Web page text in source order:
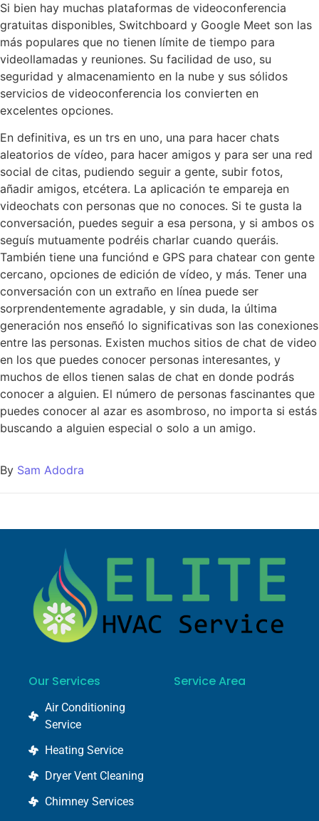
Si bien hay muchas plataformas de videoconferencia
gratuitas disponibles, Switchboard y Google Meet son las
más populares que no tienen límite de tiempo para
videollamadas y reuniones. Su facilidad de uso, su
seguridad y almacenamiento en la nube y sus sólidos
servicios de videoconferencia los convierten en
excelentes opciones.
En definitiva, es un trs en uno, una para hacer chats
aleatorios de vídeo, para hacer amigos y para ser una red
social de citas, pudiendo seguir a gente, subir fotos,
añadir amigos, etcétera. La aplicación te empareja en
videochats con personas que no conoces. Si te gusta la
conversación, puedes seguir a esa persona, y si ambos os
seguís mutuamente podréis charlar cuando queráis.
También tiene una funciónd e GPS para chatear con gente
cercano, opciones de edición de vídeo, y más. Tener una
conversación con un extraño en línea puede ser
sorprendentemente agradable, y sin duda, la última
generación nos enseñó lo significativas son las conexiones
entre las personas. Existen muchos sitios de chat de video
en los que puedes conocer personas interesantes, y
muchos de ellos tienen salas de chat en donde podrás
conocer a alguien. El número de personas fascinantes que
puedes conocer al azar es asombroso, no importa si estás
buscando a alguien especial o solo a un amigo.
By Sam Adodra
Our Services
Air Conditioning
Service
Heating Service
Dryer Vent Cleaning
Chimney Services
Service Area